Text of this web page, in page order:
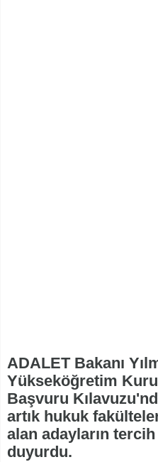
ADALET Bakanı
Yükseköğretim
Başvuru
artık hukuk
alan adayların
duyurdu.